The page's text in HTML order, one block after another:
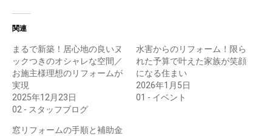
関連
まるで新築！居心地の良いヌ
ックつきのオシャレな空間／
お施主様理想のリフォームが
実現
2025年12月23日
02 - スタッフブログ
水害からのリフォーム！限ら
れた予算で叶えた家族が笑顔
になる住まい
2026年1月5日
01 - イベント
窓リフォームの手順と補助金